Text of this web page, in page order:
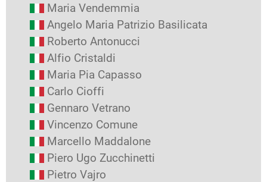
Maria Vendemmia
Angelo Maria Patrizio Basilicata
Roberto Antonucci
Alfio Cristaldi
Maria Pia Capasso
Carlo Cioffi
Gennaro Vetrano
Vincenzo Comune
Marcello Maddalone
Piero Ugo Zucchinetti
Pietro Vajro